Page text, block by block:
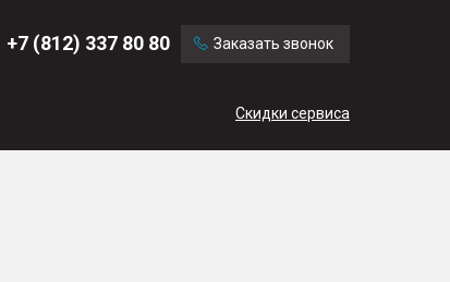
+7 (812) 337 80 80 Заказать звонок
Скидки сервиса